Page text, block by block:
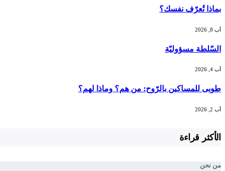
بماذا تُعرّف نفسك؟
آب 8, 2026
السّلطة مسؤوليّة
آب 4, 2026
طوبى للمساكين بالرّوح: من هم؟ وماذا لهم؟
آب 2, 2026
الأكثر قراءة
من نحن